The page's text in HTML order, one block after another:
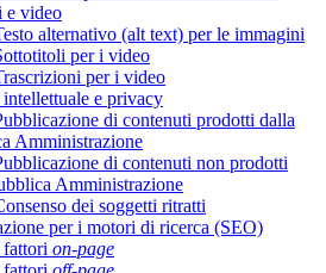
e video
alternativo (alt text) per le immagini
per i video
per i video
e privacy
di contenuti prodotti dalla
Amministrazione
di contenuti non prodotti
Amministrazione
dei soggetti ritratti
per i motori di ricerca (SEO)
on-page